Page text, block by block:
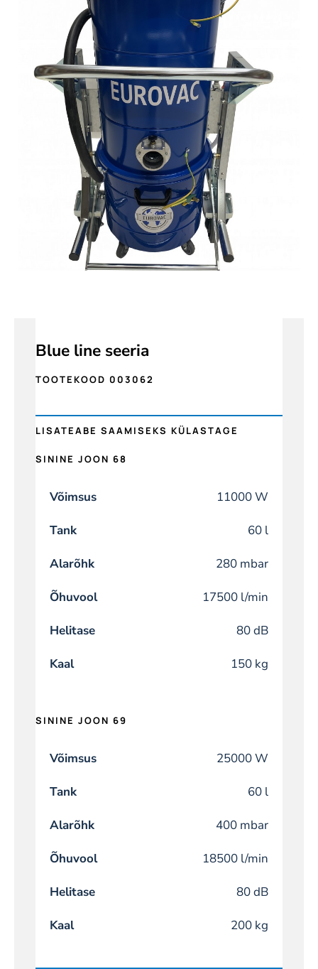
Blue line seeria
TOOTEKOOD 003062
LISATEABE SAAMISEKS KÜLASTAGE
SININE JOON 68
Võimsus 11000 W
Tank 60 l
Alarõhk 280 mbar
Õhuvool 17500 l/min
Helitase 80 dB
Kaal 150 kg
SININE JOON 69
Võimsus 25000 W
Tank 60 l
Alarõhk 400 mbar
Õhuvool 18500 l/min
Helitase 80 dB
Kaal 200 kg